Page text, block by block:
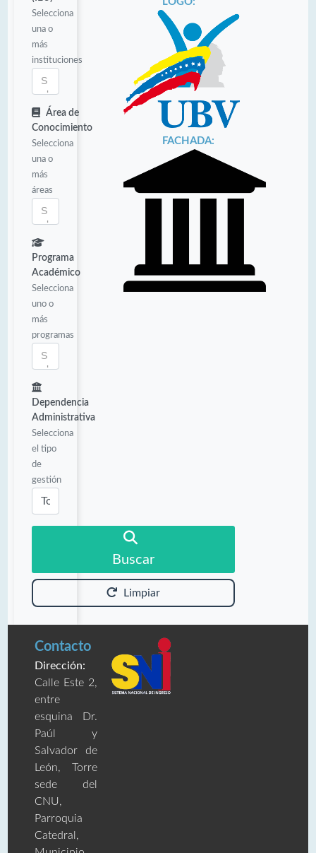
Selecciona
una o
más
instituciones
Área de
Conocimiento
Selecciona
una o
más
áreas
Programa
Académico
Selecciona
uno o
más
programas
Dependencia
Administrativa
Selecciona
el tipo
de
gestión
Buscar
Limpiar
FACHADA:
Contacto
Dirección:
Calle Este 2,
entre
esquina Dr.
Paúl y
Salvador de
León, Torre
sede del
CNU,
Parroquia
Catedral,